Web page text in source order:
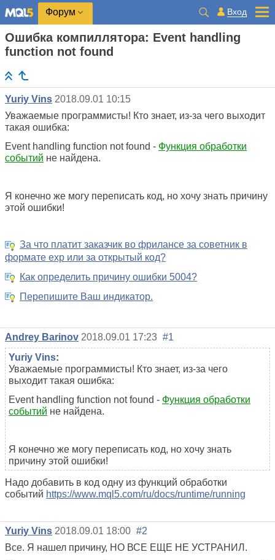
Форум Вход
Ошибка компиллятора: Event handling
function not found
Yuriy Vins 2018.09.01 10:15
Уважаемые программисты! Кто знает, из-за чего выходит
такая ошибка:
Event handling function not found - Функция обработки
событий не найдена.
Я конечно же могу переписать код, но хочу знать причину
этой ошибки!
За что платит заказчик во фрилансе за советник в
формате exp или за открытый код?
Как определить причину ошибки 5004?
Перепишите Ваш индикатор.
Andrey Barinov 2018.09.01 17:23 #1
Yuriy Vins:
Уважаемые программисты! Кто знает, из-за чего
выходит такая ошибка:
Event handling function not found - Функция обработки
событий не найдена.
Я конечно же могу переписать код, но хочу знать
причину этой ошибки!
Надо добавить в код одну из функций обработки
событий https://www.mql5.com/ru/docs/runtime/running
Yuriy Vins 2018.09.01 18:00 #2
Все. Я нашел причину, НО ВСЕ ЕЩЕ НЕ УСТРАНИЛ.